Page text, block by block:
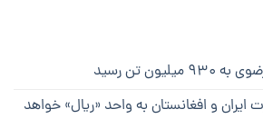
تن رسید
ایران و افغانستان به واحد «ریال» خواهد